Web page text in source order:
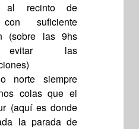
al recinto de
suficiente
(sobre las 9hs
las
norte siempre
colas que el
(aquí es donde
la parada de